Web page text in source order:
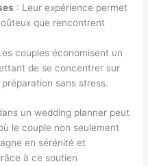
: Leur expérience permet
que rencontrent
couples économisent un
de se concentrer sur
sans stress.
un wedding planner peut
le couple non seulement
en sérénité et
à ce soutien